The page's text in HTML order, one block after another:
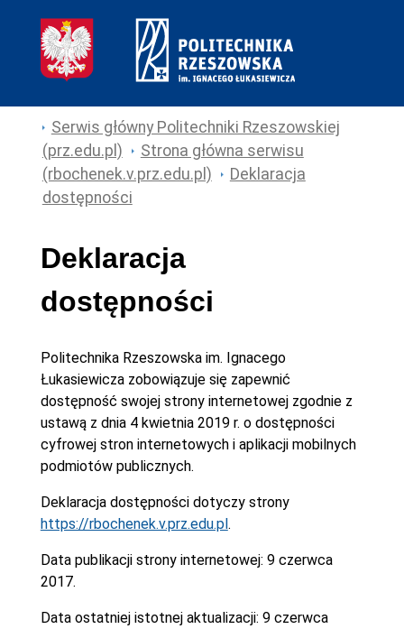
Serwis główny Politechniki Rzeszowskiej
(prz.edu.pl)
Strona główna serwisu
(rbochenek.v.prz.edu.pl)
Deklaracja
dostępności
Deklaracja
dostępności
Politechnika Rzeszowska im. Ignacego
Łukasiewiczazobowiązuje się zapewnić
dostępność swojej strony internetowej zgodnie z
ustawą z dnia 4 kwietnia 2019 r. o dostępności
cyfrowej stron internetowych i aplikacji mobilnych
podmiotów publicznych.
Deklaracja dostępności dotyczy strony
https://rbochenek.v.prz.edu.pl.
Data publikacji strony internetowej: 9 czerwca
2017.
Data ostatniej istotnej aktualizacji: 9 czerwca